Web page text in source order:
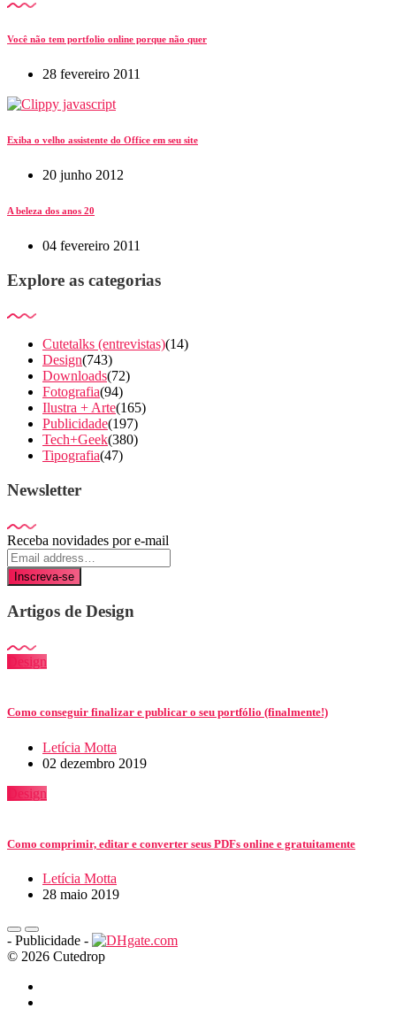
Você não tem portfolio online porque não quer
28 fevereiro 2011
Exiba o velho assistente do Office em seu site
20 junho 2012
A beleza dos anos 20
04 fevereiro 2011
Explore as categorias
Cutetalks (entrevistas)(14)
Design(743)
Downloads(72)
Fotografia(94)
Ilustra + Arte(165)
Publicidade(197)
Tech+Geek(380)
Tipografia(47)
Newsletter
Receba novidades por e-mail
Inscreva-se
Artigos de Design
Design
Como conseguir finalizar e publicar o seu portfólio (finalmente!)
Letícia Motta
02 dezembro 2019
Design
Como comprimir, editar e converter seus PDFs online e gratuitamente
Letícia Motta
28 maio 2019
- Publicidade -
© 2026 Cutedrop